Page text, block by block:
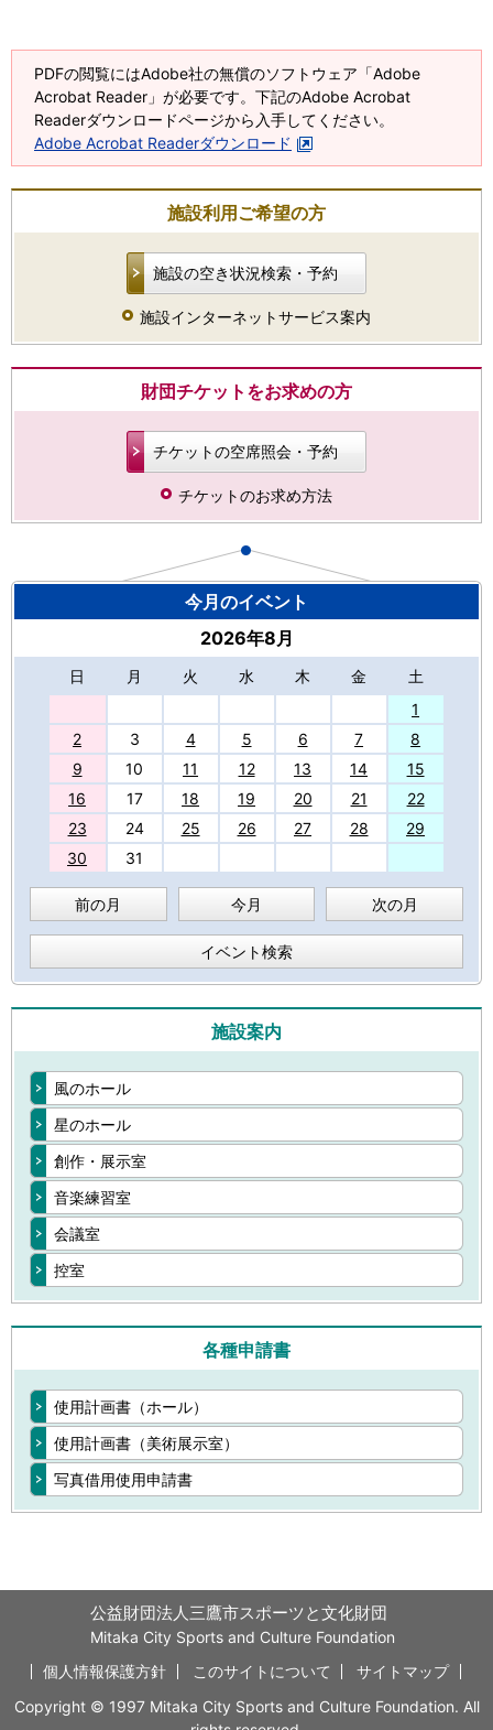
PDFの閲覧にはAdobe社の無償のソフトウェア「Adobe
Acrobat Reader」が必要です。下記のAdobe Acrobat
Readerダウンロードページから入手してください。
Adobe Acrobat Readerダウンロード
施設利用ご希望の方
施設の空き状況検索・予約
施設インターネットサービス案内
財団チケットをお求めの方
チケットの空席照会・予約
チケットのお求め方法
今月のイベント
2026年8月
日 月 火 水 木 金
土
1
2
3 4 5 6 7
8
9
10 11 12 13 14
15
16
17 18 19 20 21
22
23
24 25 26 27 28
29
30
31
前の月 今月 次の月
イベント検索
施設案内
風のホール
星のホール
創作・展示室
音楽練習室
会議室
控室
各種申請書
使用計画書（ホール）
使用計画書（美術展示室）
写真借用使用申請書
公益財団法人三鷹市スポーツと文化財団
Mitaka City Sports and Culture Foundation
個人情報保護方針
このサイトについて
サイトマップ
Copyright © 1997 Mitaka City Sports and Culture Foundation. All